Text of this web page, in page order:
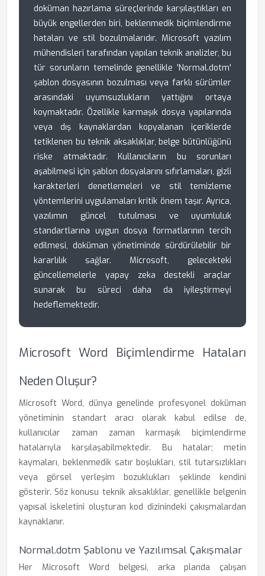
doküman hazırlama süreçlerinde karşılaştıkları en
büyük engellerden biri, beklenmedik biçimlendirme
hataları ve stil bozulmalarıdır. Microsoft yazılım
mühendisleri tarafından yapılan teknik analizler, bu
tür sorunların temelinde genellikle 'Normal.dotm'
şablon dosyasının bozulması veya farklı sürümler
arasındaki uyumsuzlukların yattığını ortaya
koymaktadır. Özellikle karmaşık dosya yapılarında
veya dış kaynaklardan kopyalanan içeriklerde
tetiklenen bu teknik aksaklıklar, belge bütünlüğünü
riske atmaktadır. Kullanıcıların bu sorunları
aşabilmesi için şablon dosyalarını sıfırlamaları, gizli
karakterleri denetlemeleri ve stil temizleme
yöntemlerini uygulamaları kritik önem taşır. Ayrıca,
yazılımın güncel tutulması ve uyumluluk
standartlarına uygun dosya formatlarının tercih
edilmesi, doküman yönetiminde sürdürülebilir bir
kararlılık sağlar. Microsoft, gelecekteki
güncellemelerle yapay zeka destekli araçlar
sunarak bu süreci daha da iyileştirmeyi
hedeflemektedir.
Microsoft Word Biçimlendirme Hataları
Neden Oluşur?
Microsoft Word, dünya genelinde profesyonel doküman
yönetiminin standart aracı olarak kabul edilse de,
kullanıcılar zaman zaman karmaşık biçimlendirme
hatalarıyla karşılaşabilmektedir. Bu hatalar; metin
kaymaları, beklenmedik satır boşlukları, stil tutarsızlıkları
veya görsel yerleşim bozuklukları şeklinde kendini
gösterir. Söz konusu teknik aksaklıklar, genellikle belgenin
yapısal iskeletini oluşturan kod dizinindeki çakışmalardan
kaynaklanır.
Normal.dotm Şablonu ve Yazılımsal Çakışmalar
Her Microsoft Word belgesi, arka planda çalışan